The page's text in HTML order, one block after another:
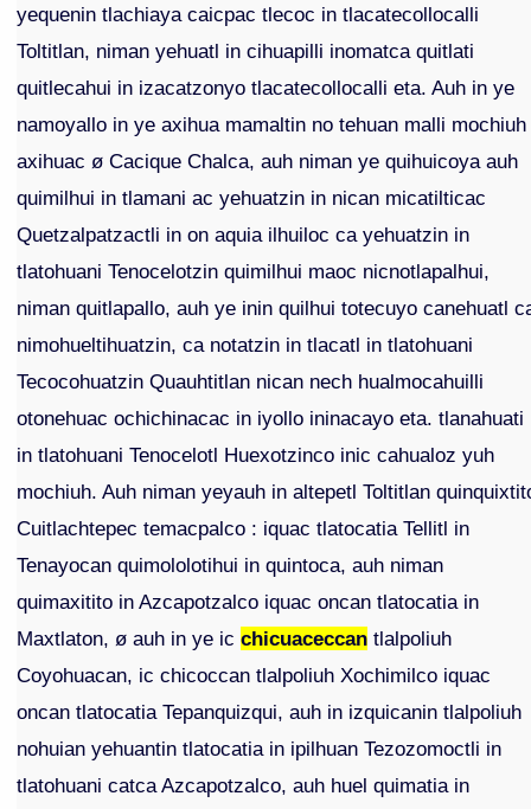
yequenin tlachiaya caicpac tlecoc in tlacatecollocalli
Toltitlan, niman yehuatl in cihuapilli inomatca quitlati
quitlecahui in izacatzonyo tlacatecollocalli eta. Auh in ye
namoyallo in ye axihua mamaltin no tehuan malli mochiuh
axihuac ø Cacique Chalca, auh niman ye quihuicoya auh
quimilhui in tlamani ac yehuatzin in nican micatilticac
Quetzalpatzactli in on aquia ilhuiloc ca yehuatzin in
tlatohuani Tenocelotzin quimilhui maoc nicnotlapalhui,
niman quitlapallo, auh ye inin quilhui totecuyo canehuatl
nimohueltihuatzin, ca notatzin in tlacatl in tlatohuani
Tecocohuatzin Quauhtitlan nican nech hualmocahuilli
otonehuac ochichinacac in iyollo ininacayo eta. tlanahuati
in tlatohuani Tenocelotl Huexotzinco inic cahualoz yuh
mochiuh. Auh niman yeyauh in altepetl Toltitlan
Cuitlachtepec temacpalco : iquac tlatocatia Tellitl in
Tenayocan quimololotihui in quintoca, auh niman
quimaxitito in Azcapotzalco iquac oncan tlatocatia in
Maxtlaton, ø auh in ye icchicuaceccan tlalpoliuh
Coyohuacan, ic chicoccan tlalpoliuh Xochimilco iquac
oncan tlatocatia Tepanquizqui, auh in izquicanin tlalpoliuh
nohuian yehuantin tlatocatia in ipilhuan Tezozomoctli in
tlatohuani catca Azcapotzalco, auh huel quimatia in